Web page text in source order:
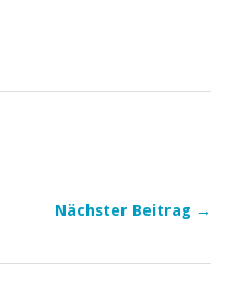
Nächster Beitrag →